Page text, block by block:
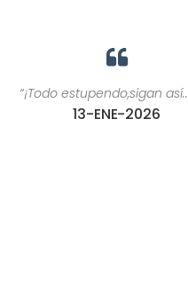
“¡Todo estupendo,sigan así....! ;P”
13-ENE-2026